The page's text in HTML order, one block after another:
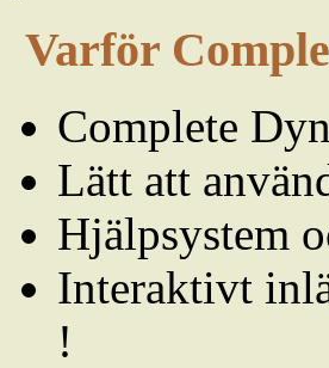
Varför
Complete
Lätt att
Hjälpsystem
Interaktivt
!